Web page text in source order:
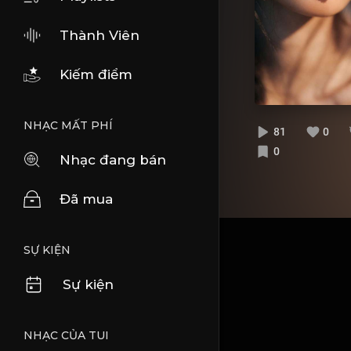
Thành Viên
Kiếm điểm
NHẠC MẤT PHÍ
Nhạc đang bán
Đã mua
SỰ KIỆN
Sự kiện
NHẠC CỦA TUI
81
0
0